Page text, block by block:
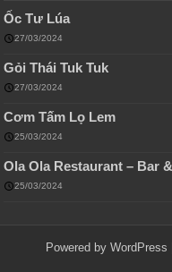
Ốc Tư Lúa
27/03/2024
Gỏi Thái Tuk Tuk
27/03/2024
Cơm Tấm Lọ Lem
25/03/2024
Ola Ola Restaurant – Bar
25/03/2024
Powered by